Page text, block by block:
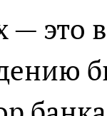
— это